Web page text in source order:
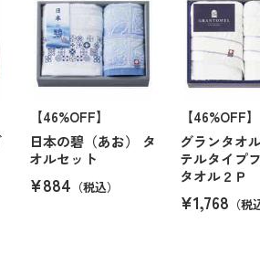
【46%OFF】
日本の碧（あお） タ
オルセット
¥884 （税込）
【46%OFF】
グランタオ
テルタイプ
タオル２Ｐ
¥1,768 （税